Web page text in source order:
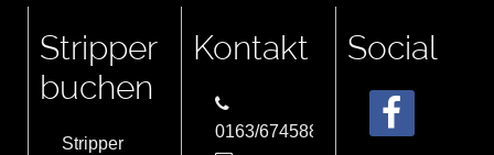
Stripper
buchen
Stripper
Kontakt
0163/6745884
Social